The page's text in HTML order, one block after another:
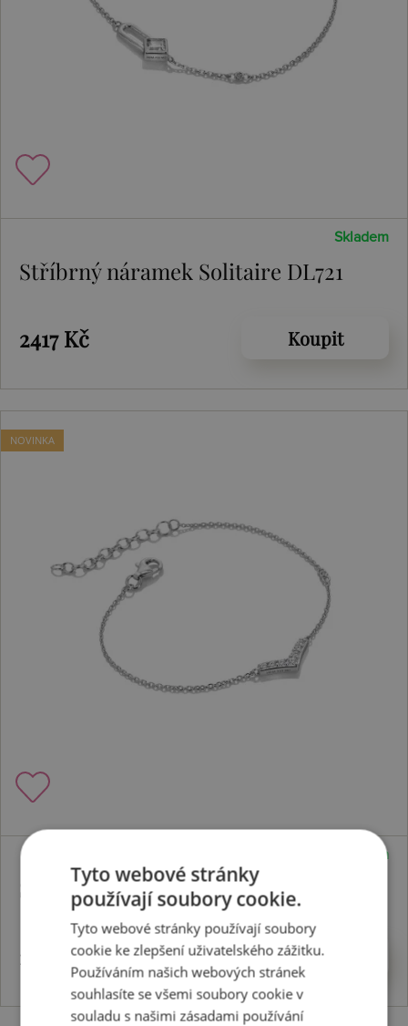
Skladem
Stříbrný náramek Solitaire DL721
2417 Kč Koupit
NOVINKA
Skladem
Stříbrný náramek Lustre DL720
2694 Kč Koupit
Tyto webové stránky
používají soubory cookie.
Tyto webové stránky používají soubory
cookie ke zlepšení uživatelského zážitku.
Používáním našich webových stránek
souhlasíte se všemi soubory cookie v
souladu s našimi zásadami používání